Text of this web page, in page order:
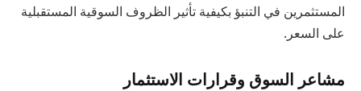
المستثمرين في التنبؤ بكيفية تأثير الظروف السوقية المستقبلية
على السعر.
مشاعر السوق وقرارات الاستثمار